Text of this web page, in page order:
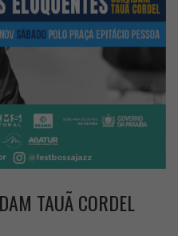
TAUÃ CORDEL